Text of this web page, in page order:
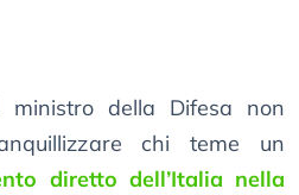
ministro della Difesa non
chi teme un
diretto dell’Italia nella